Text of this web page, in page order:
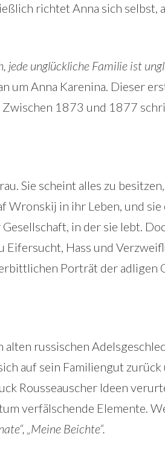
richtet Anna sich selbst,
jede unglückliche Familie ist
um Anna Karenina. Dieser
Zwischen 1873 und 1877
Sie scheint alles zu
Wronskij in ihr Leben, und sie
in der sie lebt.
Hass und
Porträt der adligen
russischen
auf sein Familiengut
Rousseauscher Ideen
verfälschende Elemente.
„Meine Beichte“.